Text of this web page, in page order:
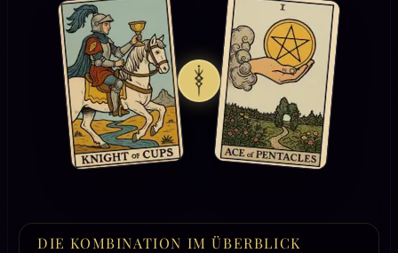
DIE KOMBINATION IM ÜBERBLICK